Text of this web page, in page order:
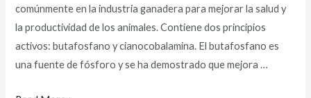
comúnmente en la industria ganadera para mejorar la salud y
la productividad de los animales. Contiene dos principios
activos: butafosfano y cianocobalamina. El butafosfano es
una fuente de fósforo y se ha demostrado que mejora …